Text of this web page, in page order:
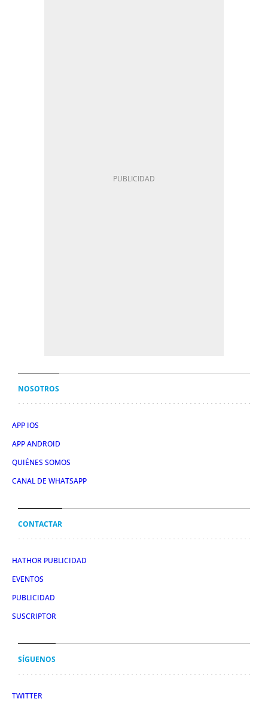
NOSOTROS
APP IOS
APP ANDROID
QUIÉNES SOMOS
CANAL DE WHATSAPP
CONTACTAR
HATHOR PUBLICIDAD
EVENTOS
PUBLICIDAD
SUSCRIPTOR
SÍGUENOS
TWITTER